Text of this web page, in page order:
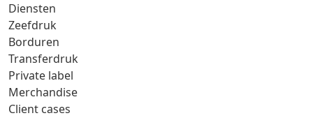
Diensten
Zeefdruk
Borduren
Transferdruk
Private label
Merchandise
Client cases